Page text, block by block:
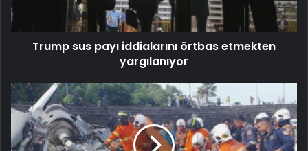
Trump sus payı iddialarını örtbas etmekten
yargılanıyor